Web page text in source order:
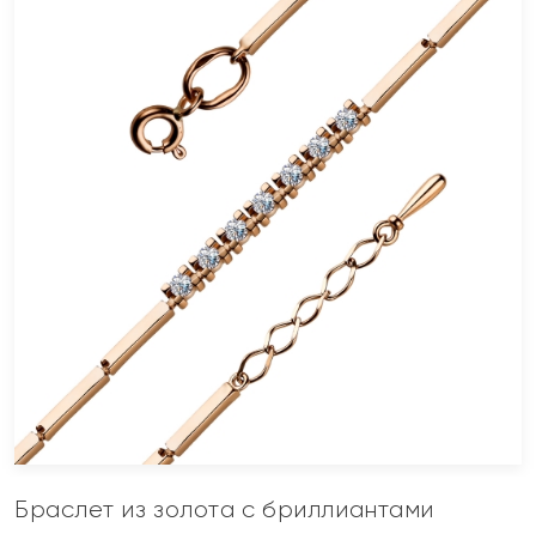
Браслет из золота с бриллиантами